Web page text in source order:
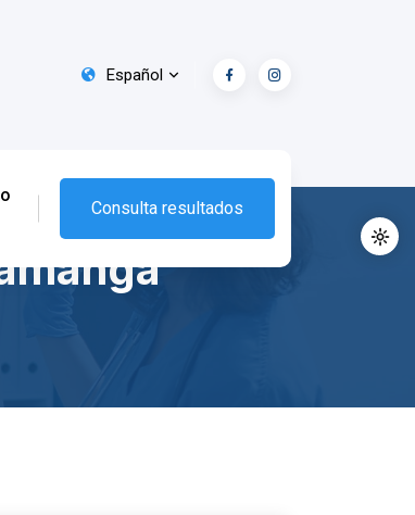
Español
Consulta resultados